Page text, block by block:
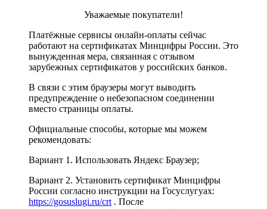
Уважаемые покупатели!
Платёжные сервисы онлайн-оплаты сейчас
работают на сертификатах Минцифры России. Это
вынужденная мера, связанная с отзывом
зарубежных сертификатов у российских банков.
В связи с этим браузеры могут выводить
предупреждение о небезопасном соединении
вместо страницы оплаты.
Официальные способы, которые мы можем
рекомендовать:
Вариант 1. Использовать Яндекс Браузер;
Вариант 2. Установить сертификат Минцифры
России согласно инструкции на Госуслугуах:
https://gosuslugi.ru/crt . После